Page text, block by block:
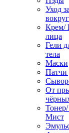
Уход
Крем/
лица
Гели
тела
Маски
Патчи
От
Мист